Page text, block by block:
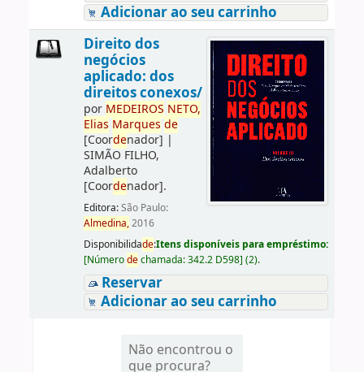
Adicionar ao seu carrinho
Direito dos
negócios
aplicado: dos
direitos conexos/
por MEDEIROS NETO,
Elias Marques de
[Coordenador] |
SIMÃO FILHO,
Adalberto
[Coordenador].
Editora:São Paulo:
Almedina,2016
Disponibilidade:Itens disponíveis para empréstimo:
[Númerodechamada:342.2 D598] (2).
Reservar
Adicionar ao seu carrinho
Não encontrou o
que procura?